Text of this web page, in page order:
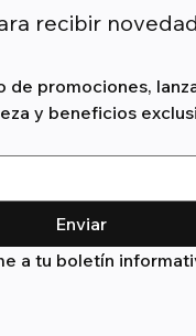
recibir
de promociones,
y beneficios
Enviar
a tu boletín